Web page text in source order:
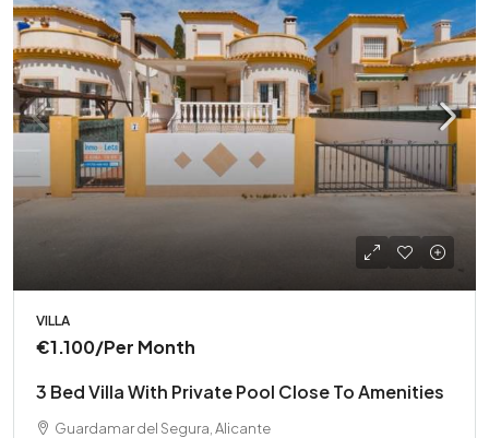
VILLA
€1.100/Per Month
3 Bed Villa With Private Pool Close To Amenities
Guardamar del Segura, Alicante